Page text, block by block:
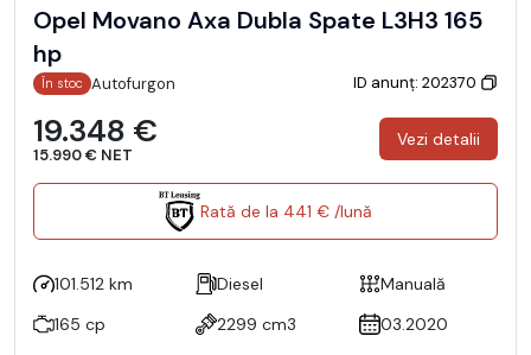
Opel Movano Axa Dubla Spate L3H3 165
hp
În stoc Autofurgon ID anunț: 202370
19.348 €
15.990 € NET
Vezi detalii
Rată de la 441 € /lună
101.512 km Diesel
Manuală
165 cp
2299 cm3 03.2020